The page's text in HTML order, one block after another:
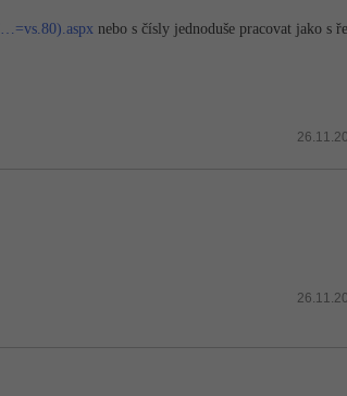
nebo s čísly jednoduše pracovat jako s